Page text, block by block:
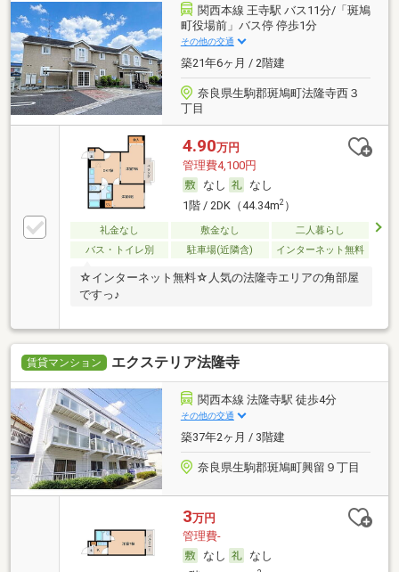
関西本線 王寺駅 バス11分/「斑鳩
町役場前」バス停 停歩1分
その他の交通
築21年6ヶ月 / 2階建
奈良県生駒郡斑鳩町法隆寺西３
丁目
4.90万円
管理費4,100円
なし
なし
1階 / 2DK（44.34m2）
礼金なし 敷金なし
二人暮らし
バス・トイレ別
駐車場(近隣含) インターネット無料
☆インターネット無料☆人気の法隆寺エリアの角部屋
ですっ♪
賃貸マンション エクステリア法隆寺
関西本線 法隆寺駅 徒歩4分
その他の交通
築37年2ヶ月 / 3階建
奈良県生駒郡斑鳩町興留９丁目
3万円
管理費-
なし
なし